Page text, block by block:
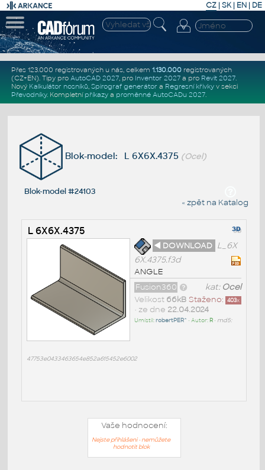
CZ | SK| EN | DE
Přes 123.000 registrovaných u nás, celkem 1.130.000registrovaných
(CZ+EN). Tipy pro AutoCAD 2027, pro Inventor 2027a pro Revit 2027.
Nový Kalkulátor nosníků, Spirograf generátor a Regresní křivkyv sekci
Převodníky. Kompletní příkazya proměnné AutoCADu 2027.
Blok-model: L 6X6X.4375 (Ocel)
Blok-model #24103
« zpět na Katalog
L 6X6X.4375
◄ DOWNLOAD L_6X
6X.4375.f3d
ANGLE
kat: Ocel
Fusion360
Staženo: 403x
Velikost 66kB
• ze dne 22.04.2024
Umístil:robertPER^ • Autor: R• md5:
47753e0433463654e852a615452e6002
Vaše hodnocení:
Nejste přihlášeni - nemůžete
hodnotit blok